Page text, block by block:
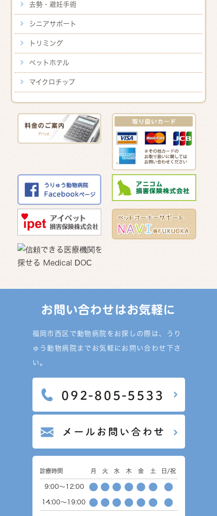
去勢・避妊手術
シニアサポート
トリミング
ペットホテル
マイクロチップ
お問い合わせはお気軽に
福岡市西区で動物病院をお探しの際は、うり
ゅう動物病院までお気軽にお問い合わせ下さ
い。
診療時間 月 火 水 木 金 土 日/祝
9:00～12:00 ● ● ● ● ● ● ●
14:00～19:00 ● ● ● ● ● ● ●